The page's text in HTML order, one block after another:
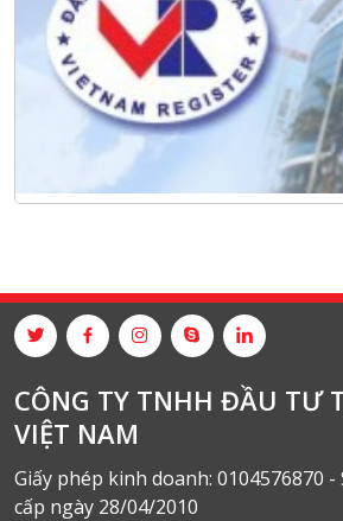
CÔNG TY TNHH ĐẦU TƯ
VIỆT NAM
Giấy phép kinh doanh: 0104576870
cấp ngày 28/04/2010